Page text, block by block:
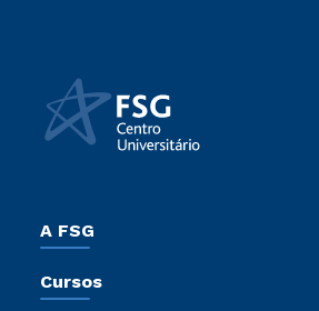
A FSG
Sala de Imprensa
Cursos